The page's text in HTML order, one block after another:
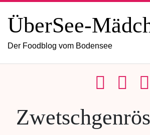
ÜberSee-
Der Foodblog vom Bodensee